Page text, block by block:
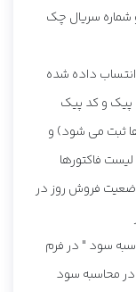
شماره سریال چک
داده شده
پیک و کد پیک
ثبت می شود) و
فاکتورها
فروش روز در
سود " در فرم
در محاسبه سود